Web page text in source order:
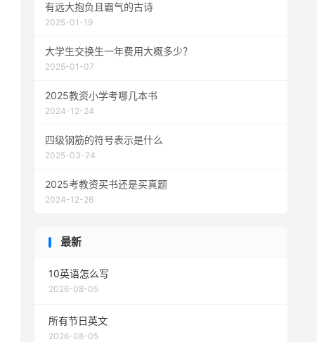
有远大抱负且霸气的古诗
2025-01-19
大学生交换生一年费用大概多少？
2025-01-07
2025教资小学考哪几本书
2024-12-24
四级钢筋的符号表示是什么
2025-03-24
2025考教资买书还是买真题
2024-12-26
最新
10英语怎么写
2026-08-05
所有节日英文
2026-08-05